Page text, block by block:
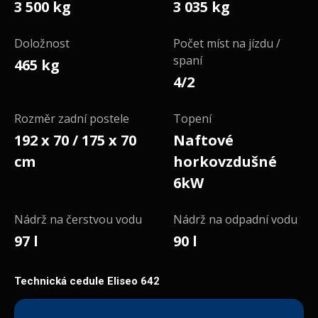
Technická cedule Eliseo 642
3 500 kg 3 035 kg
Doložnost
465 kg
Počet míst na jízdu /
spaní
4/2
Rozměr zadní postele
192 x 70 / 175 x 70
cm
Topení
Naftové
horkovzdušné
6kW
Nádrž na čerstvou vodu
97 l
Nádrž na odpadní vodu
90 l